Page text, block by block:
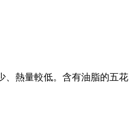
、熱量較低。含有油脂的五花